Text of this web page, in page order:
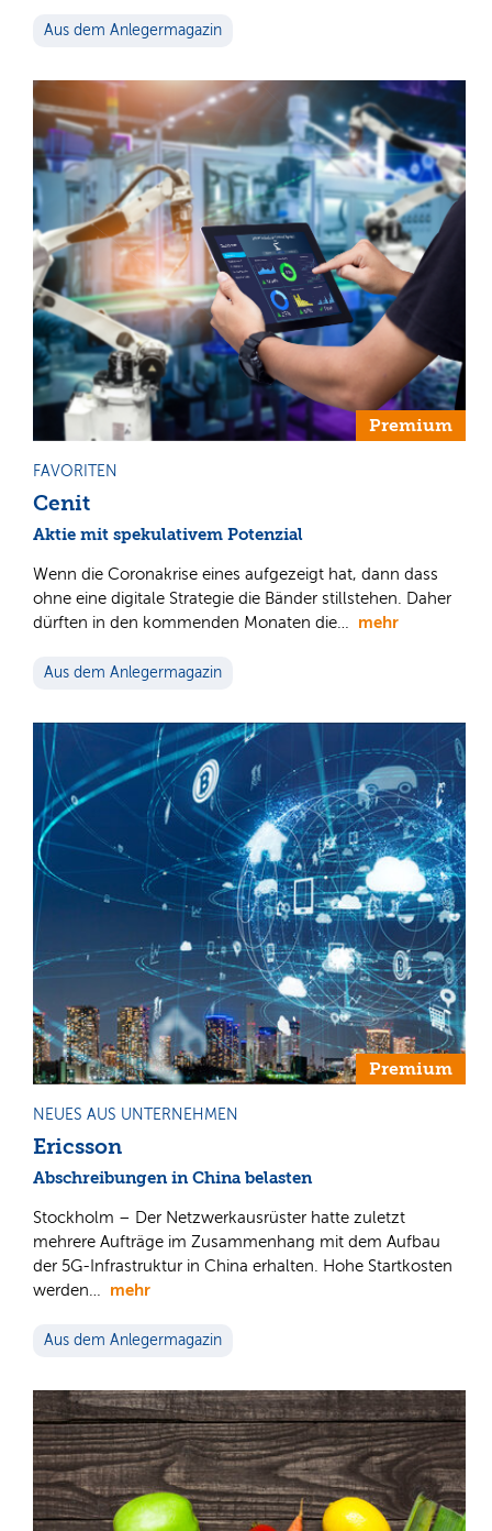
Aus dem Anlegermagazin
Premium
FAVORITEN
Cenit
Aktie mit spekulativem Potenzial
Wenn die Coronakrise eines aufgezeigt hat, dann dass
ohne eine digitale Strategie die Bänder stillstehen. Daher
dürften in den kommenden Monaten die… mehr
Aus dem Anlegermagazin
Premium
NEUES AUS UNTERNEHMEN
Ericsson
Abschreibungen in China belasten
Stockholm – Der Netzwerkausrüster hatte zuletzt
mehrere Aufträge im Zusammenhang mit dem Aufbau
der 5G-Infrastruktur in China erhalten. Hohe Startkosten
werden… mehr
Aus dem Anlegermagazin